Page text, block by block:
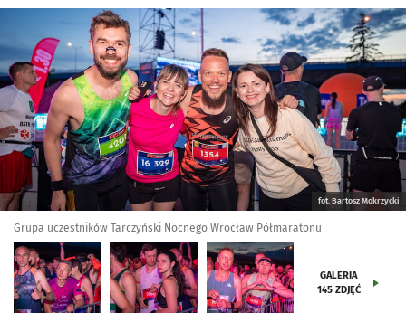
Kliknij, aby zobaczyć galerię
fot. Bartosz Mokrzycki
Grupa uczestników Tarczyński Nocnego Wrocław Półmaratonu
GALERIA
145 ZDJĘĆ